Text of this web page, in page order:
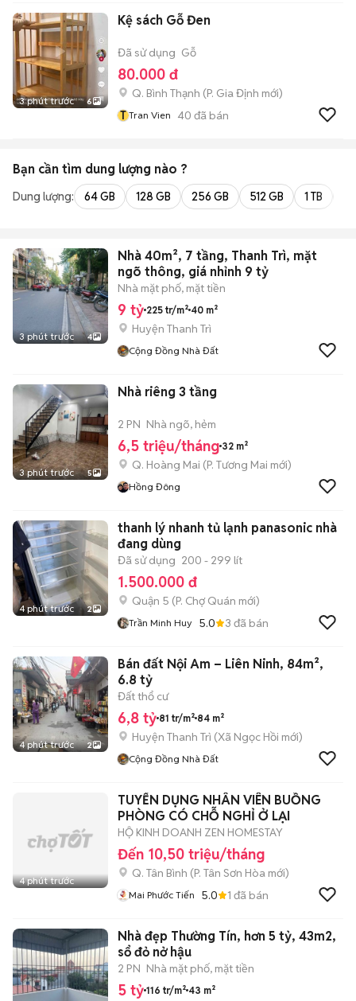
3 phút trước 6
Kệ sách Gỗ Đen
Đã sử dụng Gỗ
80.000 đ
Q. Bình Thạnh (P. Gia Định mới)
T Tran Vien 40 đã bán
Bạn cần tìm dung lượng nào ?
Dung lượng: 64 GB 128 GB 256 GB 512 GB 1 TB
3 phút trước 4
Nhà 40m², 7 tầng, Thanh Trì, mặt
ngõ thông, giá nhỉnh 9 tỷ
Nhà mặt phố, mặt tiền
9 tỷ 225 tr/m² 40 m²
Huyện Thanh Trì
Cộng Đồng Nhà Đất
3 phút trước 5
Nhà riêng 3 tầng
2 PN Nhà ngõ, hẻm
6,5 triệu/tháng 32 m²
Q. Hoàng Mai (P. Tương Mai mới)
Hồng Đông
4 phút trước 2
thanh lý nhanh tủ lạnh panasonic nhà
đang dùng
Đã sử dụng 200 - 299 lít
1.500.000 đ
Quận 5 (P. Chợ Quán mới)
Trần Minh Huy 5.0 3 đã bán
4 phút trước 2
Bán đất Nội Am – Liên Ninh, 84m²,
6.8 tỷ
Đất thổ cư
6,8 tỷ 81 tr/m² 84 m²
Huyện Thanh Trì (Xã Ngọc Hồi mới)
Cộng Đồng Nhà Đất
4 phút trước
TUYỂN DỤNG NHÂN VIÊN BUỒNG
PHÒNG CÓ CHỖ NGHỈ Ở LẠI
HỘ KINH DOANH ZEN HOMESTAY
Đến 10,50 triệu/tháng
Q. Tân Bình (P. Tân Sơn Hòa mới)
Mai Phước Tiến 5.0 1 đã bán
Nhà đẹp Thường Tín, hơn 5 tỷ, 43m2,
sổ đỏ nở hậu
2 PN Nhà mặt phố, mặt tiền
5 tỷ 116 tr/m² 43 m²